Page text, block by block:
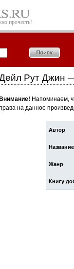
прочесть!
Рут Джин
Внимание! Напоминаем,
на данное
Автор
Название
Жанр
Книгу